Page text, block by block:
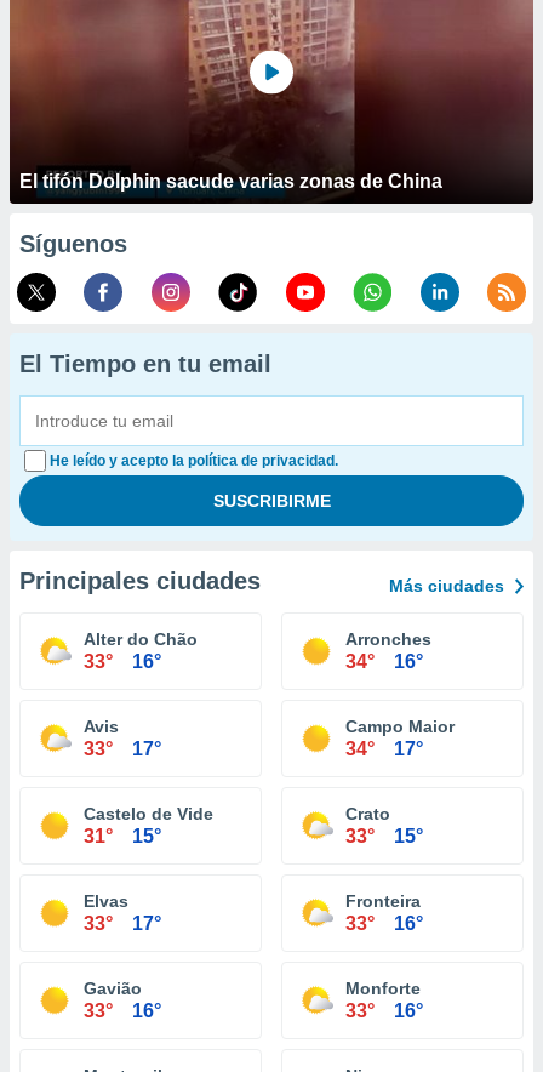
El tifón Dolphin sacude varias zonas de China
Síguenos
El Tiempo en tu email
He leído y acepto la política de privacidad.
Principales ciudades Más ciudades
Alter do Chão
33° 16°
Arronches
34° 16°
Avis
33° 17°
Campo Maior
34° 17°
Castelo de Vide
31° 15°
Crato
33° 15°
Elvas
33° 17°
Fronteira
33° 16°
Gavião
33° 16°
Monforte
33° 16°